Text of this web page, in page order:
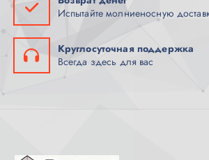
Испытайте молниеносную
Круглосуточная поддержка
Всегда здесь для вас